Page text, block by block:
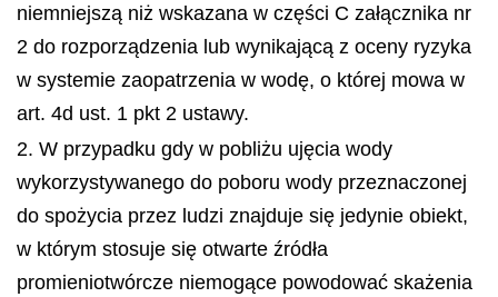
niemniejszą niż wskazana w części C załącznika nr
2 do rozporządzenia lub wynikającą z oceny ryzyka
w systemie zaopatrzenia w wodę, o której mowa w
art. 4d ust. 1 pkt 2 ustawy.
2. W przypadku gdy w pobliżu ujęcia wody
wykorzystywanego do poboru wody przeznaczonej
do spożycia przez ludzi znajduje się jedynie obiekt,
w którym stosuje się otwarte źródła
promieniotwórcze niemogące powodować skażenia